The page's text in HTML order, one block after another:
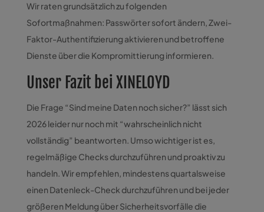
Wir raten grundsätzlich zu folgenden
Sofortmaßnahmen: Passwörter sofort ändern, Zwei-
Faktor-Authentifizierung aktivieren und betroffene
Dienste über die Kompromittierung informieren.
Unser Fazit bei XINELOYD
Die Frage “Sind meine Daten noch sicher?” lässt sich
2026 leider nur noch mit “wahrscheinlich nicht
vollständig” beantworten. Umso wichtiger ist es,
regelmäßige Checks durchzuführen und proaktiv zu
handeln. Wir empfehlen, mindestens quartalsweise
einen Datenleck-Check durchzuführen und bei jeder
größeren Meldung über Sicherheitsvorfälle die